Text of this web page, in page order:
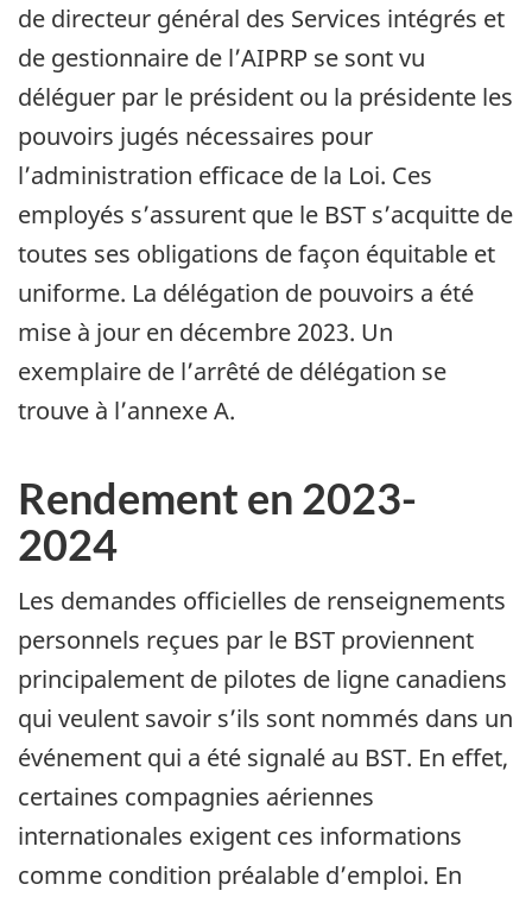
de directeur général des Services intégrés et
de gestionnaire de l’AIPRP se sont vu
déléguer par le président ou la présidente les
pouvoirs jugés nécessaires pour
l’administration efficace de la Loi. Ces
employés s’assurent que le BST s’acquitte de
toutes ses obligations de façon équitable et
uniforme. La délégation de pouvoirs a été
mise à jour en décembre 2023. Un
exemplaire de l’arrêté de délégation se
trouve à l’annexe A.
Rendement en 2023-
2024
Les demandes officielles de renseignements
personnels reçues par le BST proviennent
principalement de pilotes de ligne canadiens
qui veulent savoir s’ils sont nommés dans un
événement qui a été signalé au BST. En effet,
certaines compagnies aériennes
internationales exigent ces informations
comme condition préalable d’emploi. En